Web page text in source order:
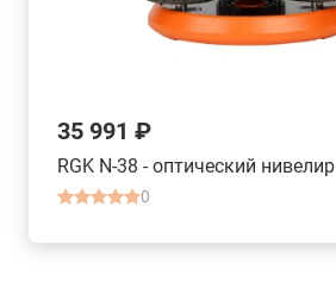
35 991 ₽
RGK N-38 - оптический нивелир
0